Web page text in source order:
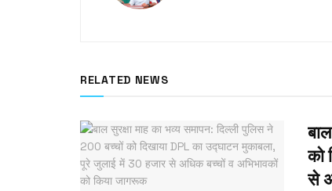
RELATED NEWS
को
से